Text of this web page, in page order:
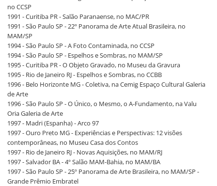
no CCSP
1991 - Curitiba PR - Salão Paranaense, no MAC/PR
1991 - São Paulo SP - 22º Panorama de Arte Atual Brasileira, no
MAM/SP
1994 - São Paulo SP - A Foto Contaminada, no CCSP
1994 - São Paulo SP - Espelhos e Sombras, no MAM/SP
1995 - Curitiba PR - O Objeto Gravado, no Museu da Gravura
1995 - Rio de Janeiro RJ - Espelhos e Sombras, no CCBB
1996 - Belo Horizonte MG - Coletiva, na Cemig Espaço Cultural Galeria
de Arte
1996 - São Paulo SP - O Único, o Mesmo, o A-Fundamento, na Valu
Oria Galeria de Arte
1997 - Madri (Espanha) - Arco 97
1997 - Ouro Preto MG - Experiências e Perspectivas: 12 visões
contemporâneas, no Museu Casa dos Contos
1997 - Rio de Janeiro RJ - Novas Aquisições, no MAM/RJ
1997 - Salvador BA - 4º Salão MAM-Bahia, no MAM/BA
1997 - São Paulo SP - 25º Panorama de Arte Brasileira, no MAM/SP -
Grande Prêmio Embratel